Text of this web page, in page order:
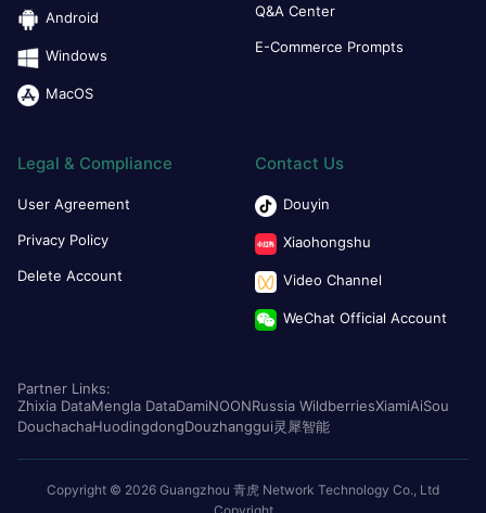
Android
Windows
MacOS
Q&A Center
E-Commerce Prompts
Legal & Compliance
User Agreement
Privacy Policy
Delete Account
Contact Us
Douyin
Xiaohongshu
Video Channel
WeChat Official Account
Partner Links:
Zhixia DataMengla DataDamiNOONRussia WildberriesXiamiAiSou
DouchachaHuodingdongDouzhanggui灵犀智能
Copyright © 2026 Guangzhou 青虎 Network Technology Co., Ltd